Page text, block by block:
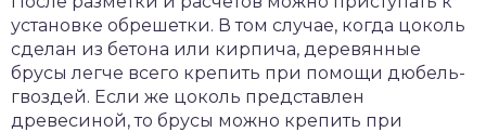
установке обрешетки. В том случае, когда цоколь
сделан из бетона или кирпича, деревянные
брусы легче всего крепить при помощи дюбель-
гвоздей. Если же цоколь представлен
древесиной, то брусы можно крепить при